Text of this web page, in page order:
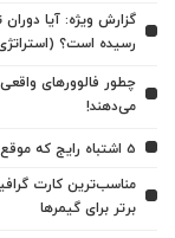
گزارش ویژه: آیا
رسیده است؟
چطور فالوورهای
می‌دهند!
5 اشتباه رایج که موقع خرید ساعت هوشمند طرح اپل واچ نباید انجام بدید!
برتر برای گیمرها